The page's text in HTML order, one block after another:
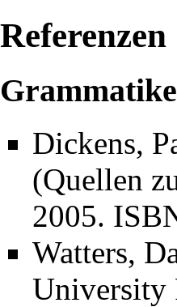
Referenzen
Dickens,
(Quellen
2005.
Watters,
University